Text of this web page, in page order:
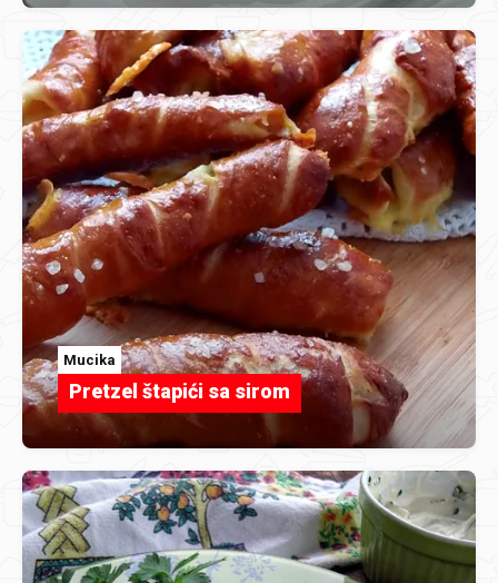
Mucika
Pretzel štapići sa sirom